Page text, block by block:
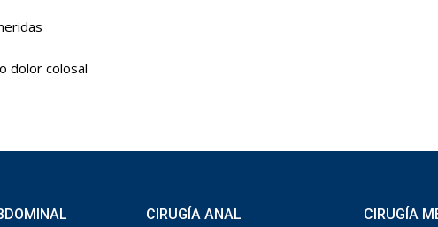
dolor colosal
CIRUGÍA ANAL CIRUGÍA